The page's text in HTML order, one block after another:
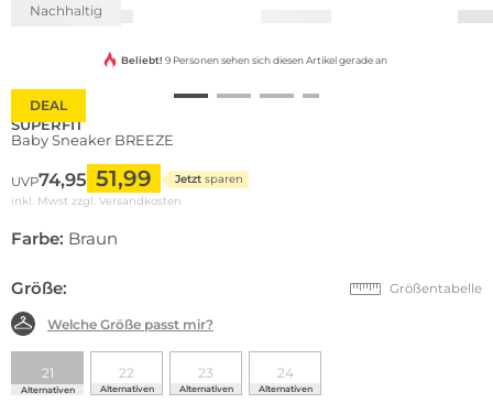
DEAL
Nachhaltig
Beliebt! 9 Personen sehen sich diesen Artikel gerade an
SUPERFIT
Baby Sneaker BREEZE
UVP74,95 51,99 Jetzt sparen
inkl. Mwst zzgl. Versandkosten
Farbe: Braun
Größe: Größentabelle
Welche Größe passt mir?
21
Alternativen
22
Alternativen
23
Alternativen
24
Alternativen